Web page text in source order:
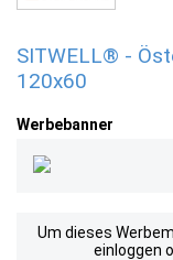
SITWELL® -
120x60
Werbebanner
Um dieses
einloggen